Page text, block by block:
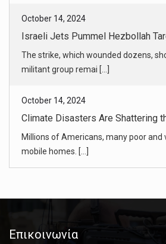
October 14, 2024
Climate Disasters Are Shattering
Millions of Americans, many poor and
mobile homes. [...]
October 14, 2024
Meteorologists Face Harassment
Weather experts say the spiraling
claims that t [...]
Russian Oil Flows Through
aimed at limiti [...]
Επικοινωνία